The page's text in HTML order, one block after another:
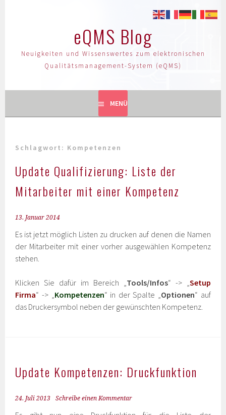
eQMS Blog
Neuigkeiten und Wissenswertes zum elektronischen
Qualitätsmanagement-System (eQMS)
MENÜ
Schlagwort: Kompetenzen
Update Qualifizierung: Liste der
Mitarbeiter mit einer Kompetenz
13. Januar 2014
Es ist jetzt möglich Listen zu drucken auf denen die Namen
der Mitarbeiter mit einer vorher ausgewählen Kompetenz
stehen.
Klicken Sie dafür im Bereich „Tools/Infos“ -> „Setup
Firma“ -> „Kompetenzen“ in der Spalte „Optionen“ auf
das Druckersymbol neben der gewünschten Kompetenz.
Update Kompetenzen: Druckfunktion
24. Juli 2013 Schreibe einen Kommentar